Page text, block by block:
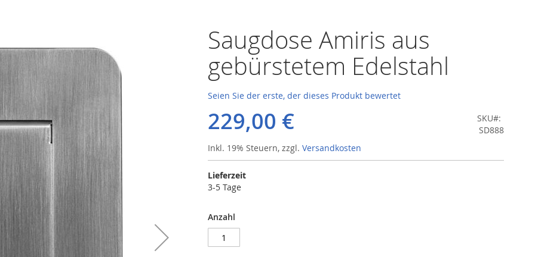
Saugdose Amiris aus
gebürstetem Edelstahl
Seien Sie der erste, der dieses Produkt bewertet
229,00 €
Inkl. 19% Steuern, zzgl. Versandkosten
SKU
SD888
Lieferzeit
3-5 Tage
Anzahl